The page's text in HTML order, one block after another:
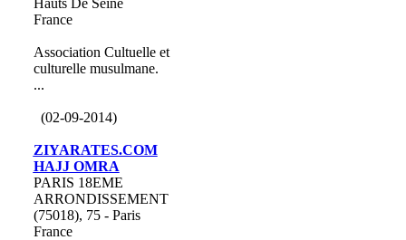
Hauts De Seine
France
Association Cultuelle et
culturelle musulmane.
...
(02-09-2014)
ZIYARATES.COM
HAJJ OMRA
PARIS 18EME
ARRONDISSEMENT
(75018), 75 - Paris
France